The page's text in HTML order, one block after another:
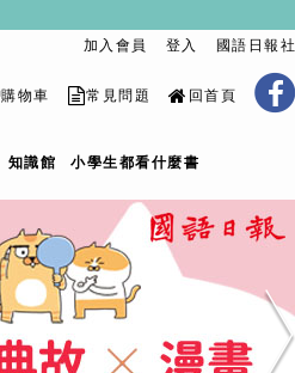
加入會員 登入 國語日報社
購物車 常見問題 回首頁
知識館 小學生都看什麼書